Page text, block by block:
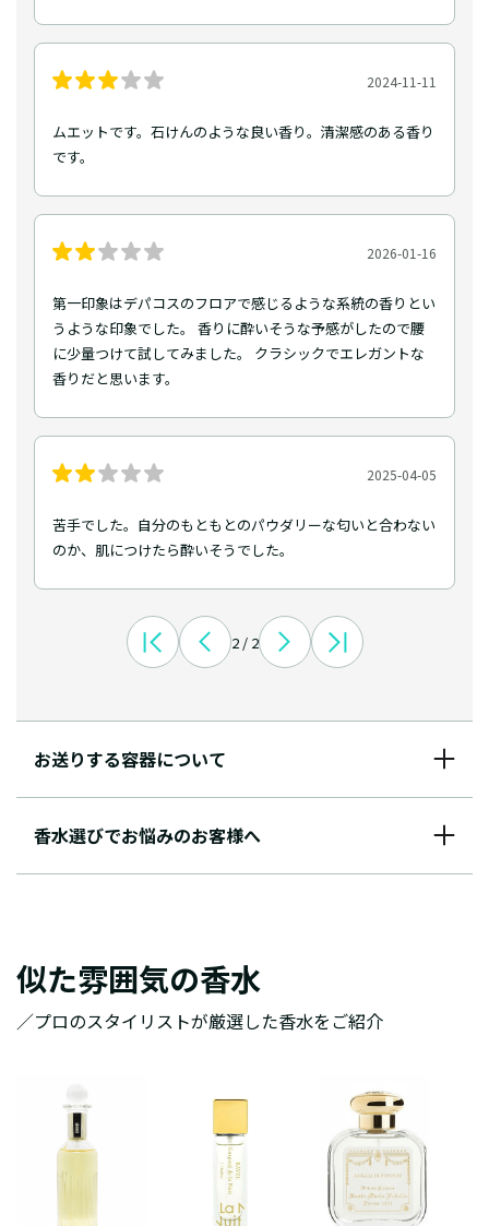
2024-11-11
ムエットです。石けんのような良い香り。清潔感のある香り
です。
2026-01-16
第一印象はデパコスのフロアで感じるような系統の香りとい
うような印象でした。 香りに酔いそうな予感がしたので腰
に少量つけて試してみました。 クラシックでエレガントな
香りだと思います。
2025-04-05
苦手でした。自分のもともとのパウダリーな匂いと合わない
のか、肌につけたら酔いそうでした。
2 / 2
お送りする容器について
香水選びでお悩みのお客様へ
似た雰囲気の香水
／プロのスタイリストが厳選した香水をご紹介